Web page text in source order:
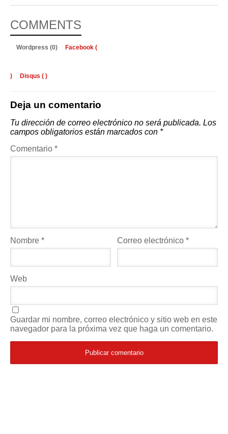
COMMENTS
Wordpress (0) Facebook (
) Disqus ( )
Deja un comentario
Tu dirección de correo electrónico no será publicada. Los
campos obligatorios están marcados con *
Comentario *
Nombre * Correo electrónico*
Web
Guardar mi nombre, correo electrónico y sitio web en este
navegador para la próxima vez que haga un comentario.